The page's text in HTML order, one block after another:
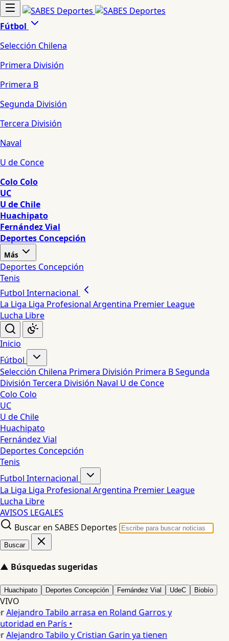
Fútbol
Selección Chilena
Primera División
Primera B
Segunda División
Tercera División
Naval
U de Conce
Colo Colo
UC
U de Chile
Huachipato
Fernández Vial
Deportes Concepción
Más
Deportes Concepción
Tenis
Futbol Internacional
La Liga Liga Profesional Argentina Premier League
Lucha Libre
Inicio
Fútbol
Selección Chilena Primera División Primera BSegunda
División Tercera División Naval U de Conce
Colo Colo
UC
U de Chile
Huachipato
Fernández Vial
Deportes Concepción
Tenis
Futbol Internacional
La Liga Liga Profesional Argentina Premier League
Lucha Libre
AVISOS LEGALES
Buscar en SABES Deportes
Buscar
▲ Búsquedas sugeridas
Huachipato Deportes Concepción Fernández Vial UdeC Biobío
VIVO
Alejandro Tabilo arrasa en Roland Garros y
en París •
Alejandro Tabilo y Cristian Garin ya tienen